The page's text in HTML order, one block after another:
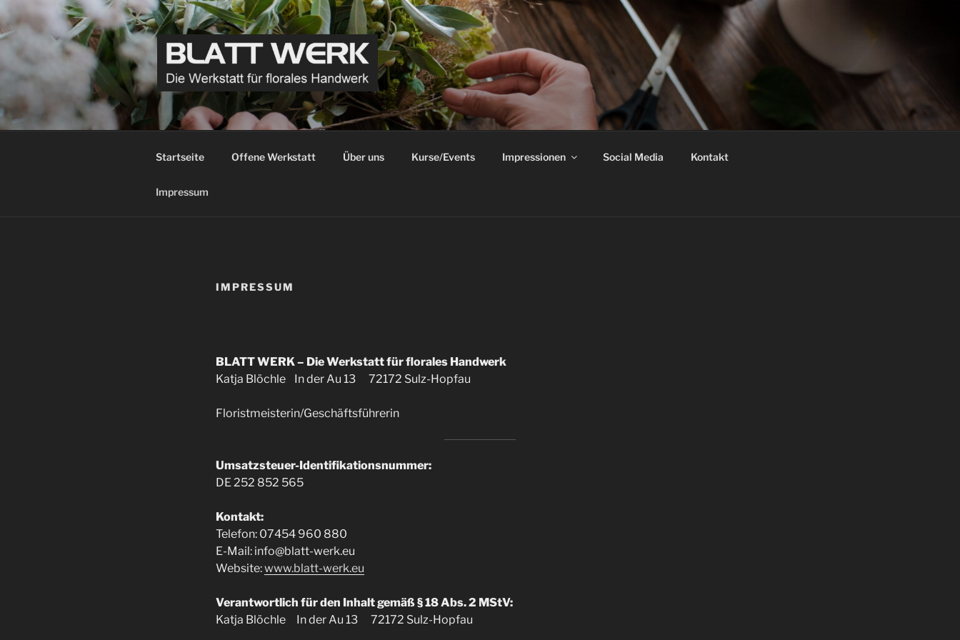
Zum
Inhalt
springen
BLATT WERK
Die Werkstatt für florales Handwerk
Startseite Offene Werkstatt Über uns Kurse/Events Impressionen Social Media Kontakt
Impressum
IMPRESSUM
BLATT WERK – Die Werkstatt für florales Handwerk
Katja Blöchle In der Au 13 72172 Sulz-Hopfau
Floristmeisterin/Geschäftsführerin
Umsatzsteuer-Identifikationsnummer:
DE 252 852 565
Kontakt:
Telefon: 07454 960 880
E-Mail: info@blatt-werk.eu
Website:www.blatt-werk.eu
Verantwortlich für den Inhalt gemäß § 18 Abs. 2 MStV:
Katja Blöchle In der Au 13 72172 Sulz-Hopfau